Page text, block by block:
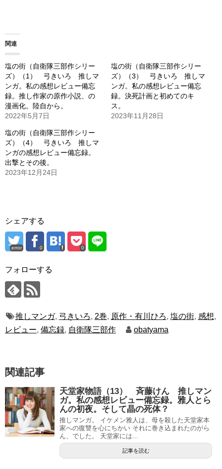
み
中…
関連
塩の街（自衛隊三部作シリー
ズ）（1） 弓きいろ 推しマ
ンガ。私の感想レビュー備忘
録。推し作家の原作小説、の
漫画化。陸自から。
2022年5月7日
塩の街（自衛隊三部作シリー
ズ）（3） 弓きいろ 推しマ
ンガ。私の感想レビュー備忘
録。決死計画と初めてのキ
ス。
2023年11月28日
塩の街（自衛隊三部作シリー
ズ）（4） 弓きいろ 推しマ
ンガの感想レビュー備忘録。
出撃とその後。
2023年12月24日
シェアする
error 0 0
フォローする
推しマンガ, 弓きいろ, 2巻, 原作・有川ひろ, 塩の街, 感想,
レビュー, 備忘録, 自衛隊三部作 obatyama
関連記事
天堂家物語（13） 斉藤けん 推しマン
ガ。私の感想レビュー備忘録。雅人とら
んの初夜。そして晶の死体？
推しマンガ。 イケメン雅人は、母を殺した天堂家本
家への復讐を心にちかい それに巻き込まれたのがら
ん、でした。 天堂家には...
記事を読む